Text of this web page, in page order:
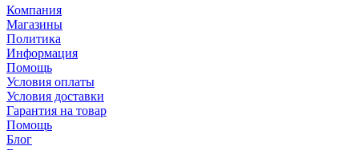
Компания
Магазины
Политика
Информация
Помощь
Условия оплаты
Условия доставки
Гарантия на товар
Помощь
Блог